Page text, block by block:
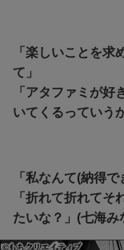
「楽しいことを求
て」
「アタファミが
いてくるっていう
「私なんて(納得
「折れて折れて
たいな？」(七海